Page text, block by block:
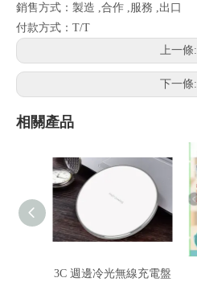
銷售方式：製造 ,合作 ,服務 ,出口
付款方式：T/T
上一條:
下一條:
相關產品
3C 週邊冷光無線充電盤